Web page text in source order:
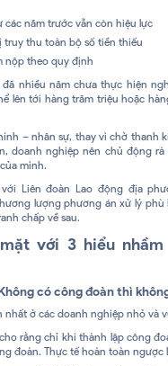
năm trước vẫn còn hiệu lực
truy thu toàn bộ số tiền thiếu
nộp theo quy định
nhiều năm chưa thực hiện
lên tới hàng trăm triệu hoặc
– nhân sự, thay vì chờ thanh
doanh nghiệp nên chủ động
mình.
Liên đoàn Lao động địa
lượng phương án xử lý phù
chấp về sau.
với 3 hiểu
có công đoàn thì
nhất ở các doanh nghiệp nhỏ và
rằng chỉ khi thành lập công
đoàn. Thực tế hoàn toàn ngược